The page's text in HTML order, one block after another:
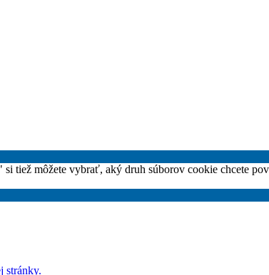
tiež môžete vybrať, aký druh súborov cookie chcete
stránky.